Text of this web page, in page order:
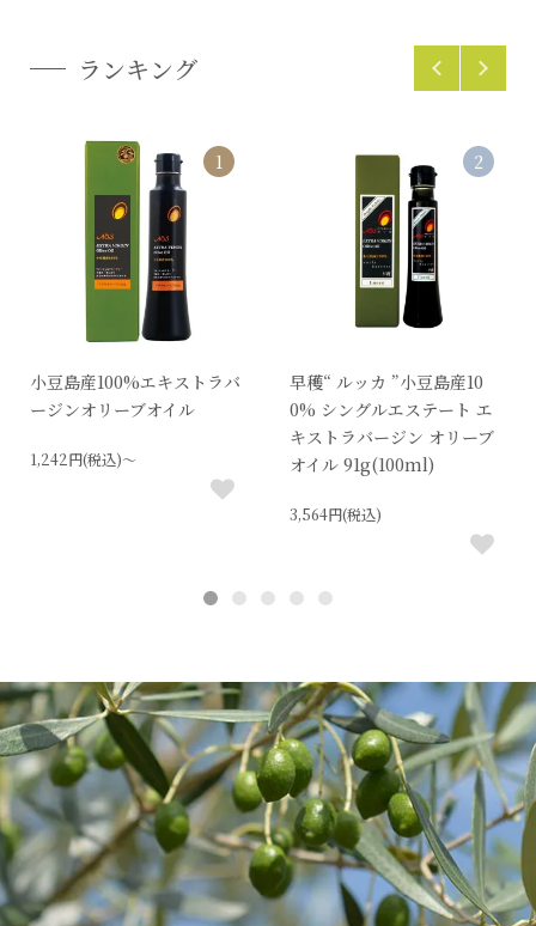
ランキング
1
小豆島産100%エキストラバ
ージンオリーブオイル
1,242円(税込)～
2
早穫“ ルッカ ”小豆島産10
0% シングルエステート エ
キストラバージン オリーブ
オイル 91g(100ml)
3,564円(税込)